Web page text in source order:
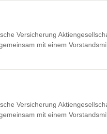
Versicherung
mit einem
Versicherung
mit einem